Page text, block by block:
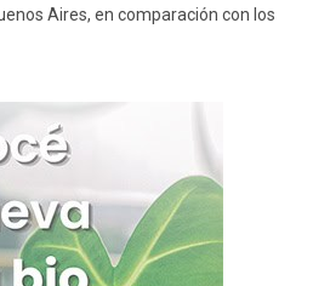
Aires, en comparación con los